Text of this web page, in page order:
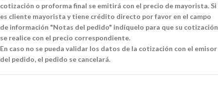
cotización o proforma final se emitirá con el precio de mayorista. Si
es cliente mayorista y tiene crédito directo por favor en el campo
de información "Notas del pedido" indíquelo para que su cotización
se realice con el precio correspondiente.
En caso no se pueda validar los datos de la cotización con el emisor
del pedido, el pedido se cancelará.